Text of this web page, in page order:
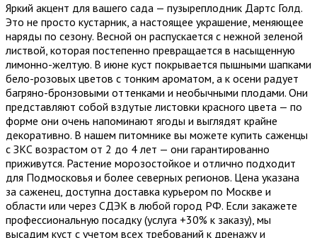
Яркий акцент для вашего сада — пузыреплодник Дартс Голд.
Это не просто кустарник, а настоящее украшение, меняющее
наряды по сезону. Весной он распускается с нежной зеленой
листвой, которая постепенно превращается в насыщенную
лимонно-желтую. В июне куст покрывается пышными шапками
бело-розовых цветов с тонким ароматом, а к осени радует
багряно-бронзовыми оттенками и необычными плодами. Они
представляют собой вздутые листовки красного цвета — по
форме они очень напоминают ягоды и выглядят крайне
декоративно. В нашем питомнике вы можете купить саженцы
с ЗКС возрастом от 2 до 4 лет — они гарантированно
приживутся. Растение морозостойкое и отлично подходит
для Подмосковья и более северных регионов. Цена указана
за саженец, доступна доставка курьером по Москве и
области или через СДЭК в любой город РФ. Если закажете
профессиональную посадку (услуга +30% к заказу), мы
высадим куст с учетом всех требований к дренажу и